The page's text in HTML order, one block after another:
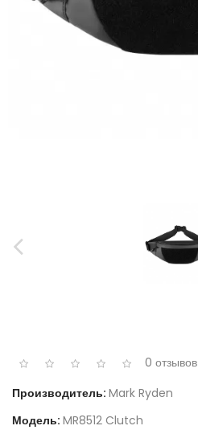
0 отзывов
Производитель: Mark Ryden
Модель: MR8512 Clutch